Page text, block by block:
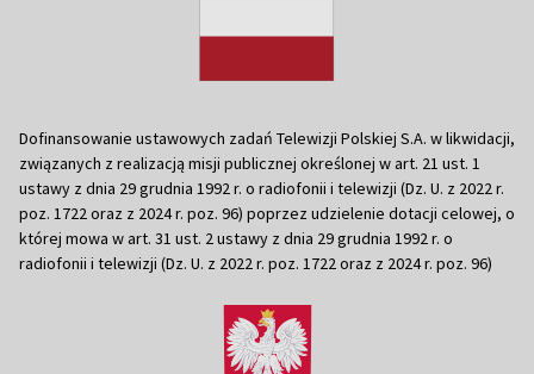
Dofinansowanie ustawowych zadań Telewizji Polskiej S.A. w likwidacji,
związanych z realizacją misji publicznej określonej w art. 21 ust. 1
ustawy z dnia 29 grudnia 1992 r. o radiofonii i telewizji (Dz. U. z 2022 r.
poz. 1722 oraz z 2024 r. poz. 96) poprzez udzielenie dotacji celowej, o
której mowa w art. 31 ust. 2 ustawy z dnia 29 grudnia 1992 r. o
radiofonii i telewizji (Dz. U. z 2022 r. poz. 1722 oraz z 2024 r. poz. 96)